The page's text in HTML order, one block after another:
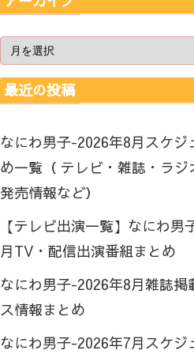
最近の投稿
なにわ男子-2026年8月スケジ
め一覧（ テレビ・雑誌・ラジ
発売情報など）
【テレビ出演一覧】なにわ男
月TV・配信出演番組まとめ
なにわ男子-2026年8月雑誌掲
ス情報まとめ
なにわ男子-2026年7月スケジ